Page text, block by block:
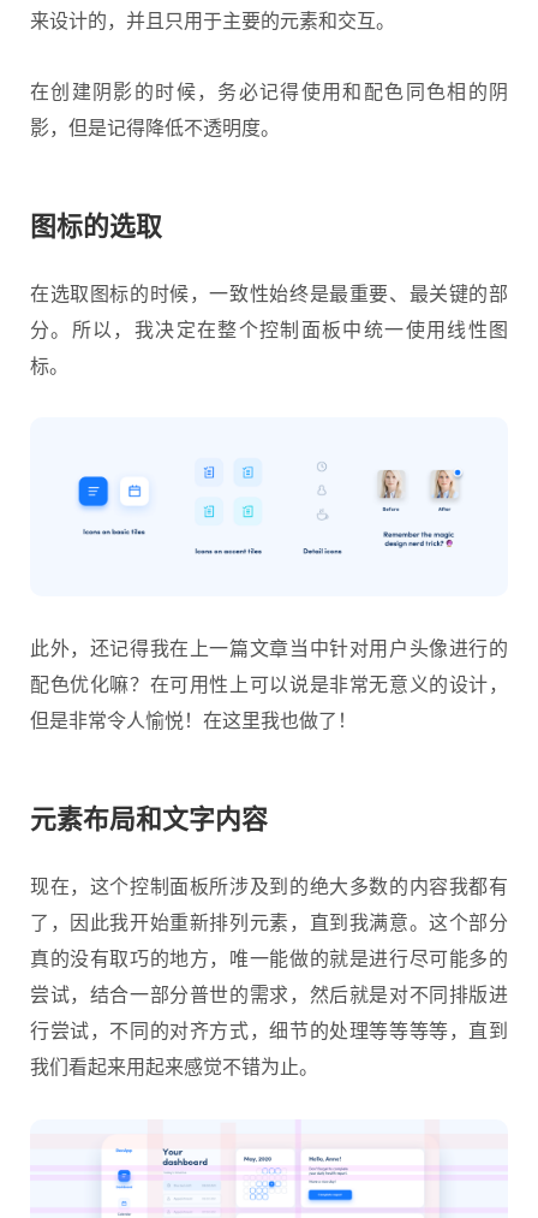
来设计的，并且只用于主要的元素和交互。
在创建阴影的时候，务必记得使用和配色同色相的阴
影，但是记得降低不透明度。
图标的选取
在选取图标的时候，一致性始终是最重要、最关键的部
分。所以，我决定在整个控制面板中统一使用线性图
标。
此外，还记得我在上一篇文章当中针对用户头像进行的
配色优化嘛？在可用性上可以说是非常无意义的设计，
但是非常令人愉悦！在这里我也做了！
元素布局和文字内容
现在，这个控制面板所涉及到的绝大多数的内容我都有
了，因此我开始重新排列元素，直到我满意。这个部分
真的没有取巧的地方，唯一能做的就是进行尽可能多的
尝试，结合一部分普世的需求，然后就是对不同排版进
行尝试，不同的对齐方式，细节的处理等等等等，直到
我们看起来用起来感觉不错为止。